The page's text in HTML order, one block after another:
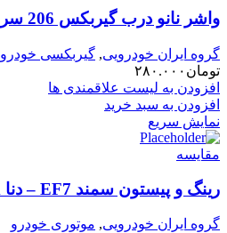
واشر نانو درب گیربکس 206 سروش صنعت (1010015)
گروه ایران خودرویی, گیربکسی خودرو
تومان ۲۸۰.۰۰۰
افزودن به لیست علاقمندی ها
افزودن به سبد خرید
نمایش سریع
مقایسه
رینگ و پیستون سمند EF7 – دنا SUNEX سانکس
گروه ایران خودرویی, موتوری خودرو